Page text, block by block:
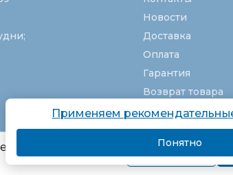
рекомендаций.
Подробнее
Новости
Доставка
Оплата
Гарантия
Возврат товара
Услуги
О компании
Вакансии
Карта сайта
Применяем
Понятно